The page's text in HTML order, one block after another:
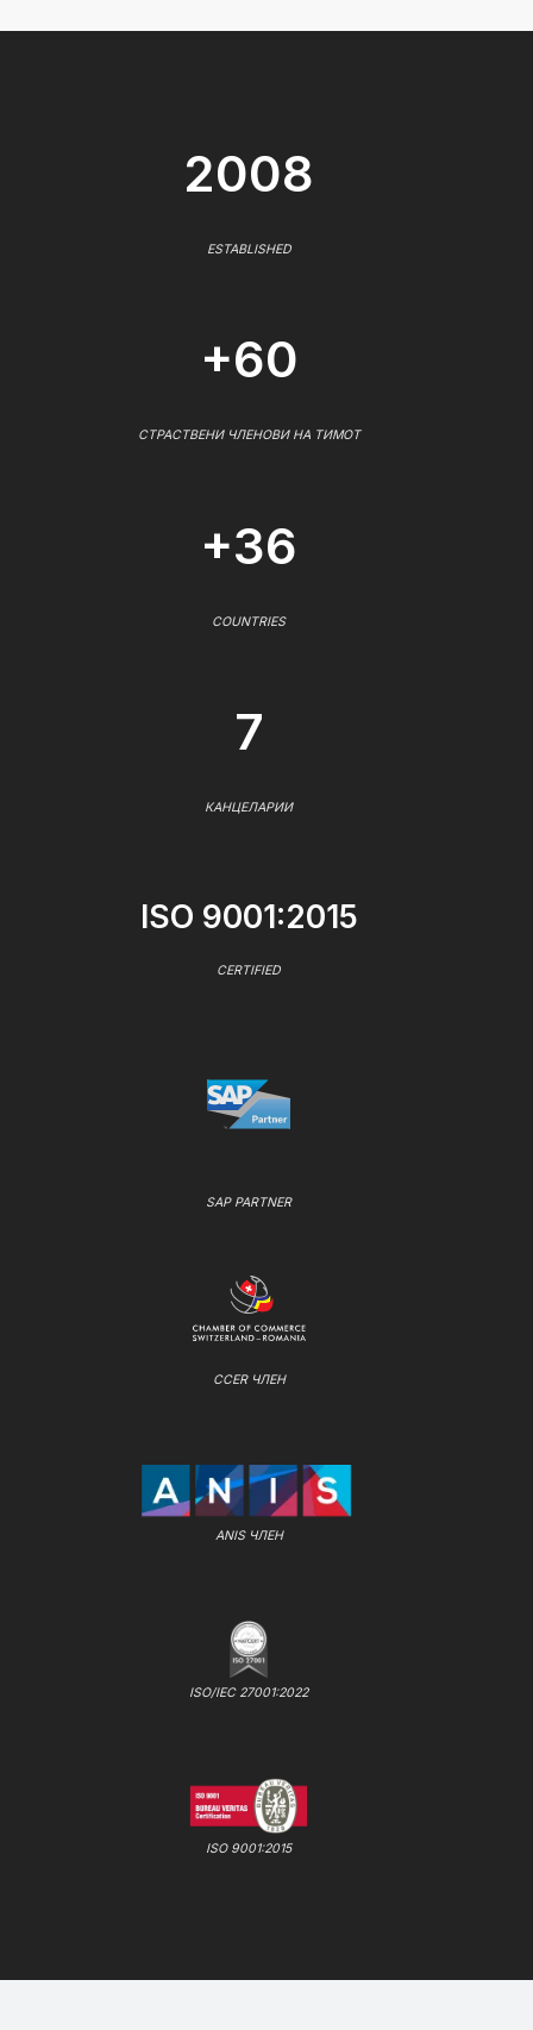
2008
ESTABLISHED
+60
СТРАСТВЕНИ ЧЛЕНОВИ НА ТИМОТ
+36
COUNTRIES
7
КАНЦЕЛАРИИ
ISO 9001:2015
CERTIFIED
SAP PARTNER
CCER ЧЛЕН
ANIS ЧЛЕН
ISO/IEC 27001:2022
ISO 9001:2015